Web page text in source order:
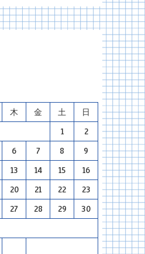
木 金 土 日
1 2
6 7 8 9
13 14 15 16
20 21 22 23
27 28 29 30